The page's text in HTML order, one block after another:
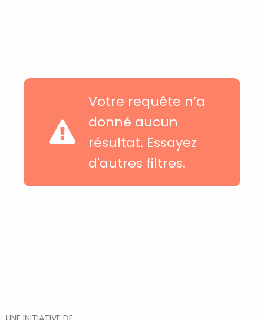
Votre requête n’a
donné aucun
résultat. Essayez
d'autres filtres.